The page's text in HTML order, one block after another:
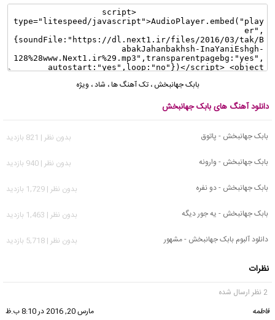
بابک جهانبخش ،تک آهنگ ها، شاد، ویژه
دانلود آهنگ های بابک جهانبخش
بابک جهانبخش - پاتوق
بدون نظر | 821 بازدید
بابک جهانبخش - وارونه
بدون نظر | 940 بازدید
بابک جهانبخش - دو نفره
بدون نظر | 1,729 بازدید
بابک جهانبخش - یه جور دیگه
بدون نظر | 1,463 بازدید
دانلود آلبوم بابک جهانبخش - مشهور
بدون نظر | 5,718 بازدید
نظرات
2 نظر ارسال شده
فاطمه
مارس 20, 2016 در 8:10 ب.ظ